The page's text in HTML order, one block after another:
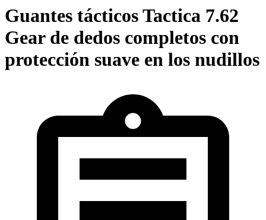
Guantes tácticos Tactica 7.62
Gear de dedos completos con
protección suave en los nudillos